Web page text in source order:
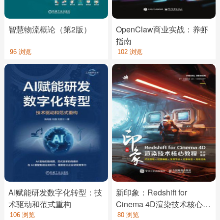
智慧物流概论（第2版）
96 浏览
OpenClaw商业实战：养虾
指南
102 浏览
AI赋能研发数字化转型：技
术驱动和范式重构
106 浏览
新印象：Redshift for
Cinema 4D渲染技术核心教
程
80 浏览